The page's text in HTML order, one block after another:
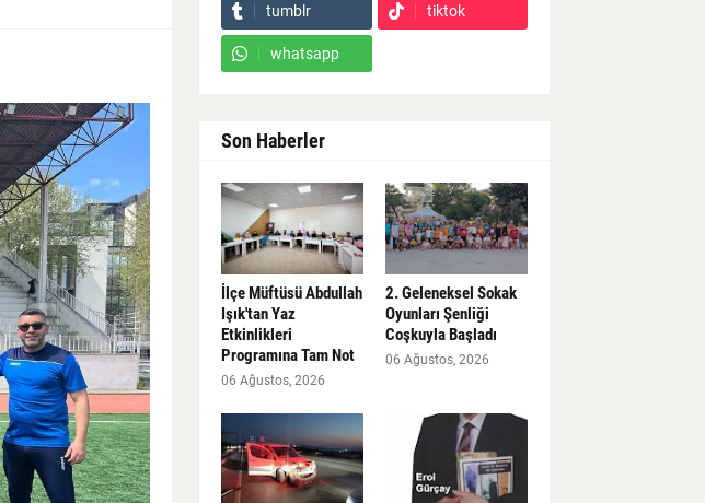
tumblr tiktok
whatsapp
Son Haberler
İlçe Müftüsü Abdullah
Işık'tan Yaz
Etkinlikleri
Programına Tam Not
06 Ağustos, 2026
2. Geleneksel Sokak
Oyunları Şenliği
Coşkuyla Başladı
06 Ağustos, 2026